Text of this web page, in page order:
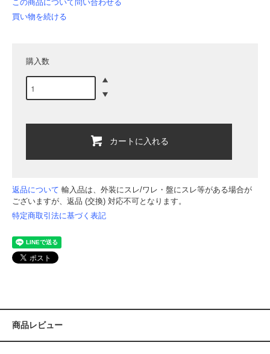
この商品について問い合わせる
買い物を続ける
購入数
カートに入れる
返品について 輸入品は、外装にスレ/ワレ・盤にスレ等がある場合が
ございますが、返品 (交換) 対応不可となります。
特定商取引法に基づく表記
商品レビュー